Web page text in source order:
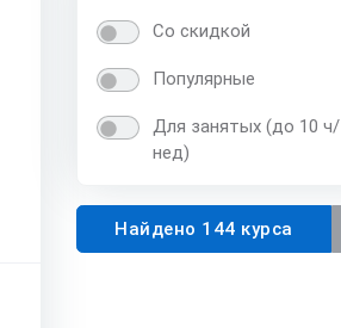
Со скидкой
Популярные
Для занятых (до 10 ч/
нед)
Найдено 144 курса